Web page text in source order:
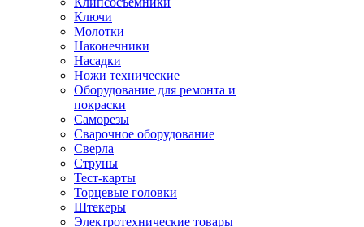
Ключи
Молотки
Наконечники
Насадки
Ножи технические
Оборудование для ремонта и
покраски
Саморезы
Сварочное оборудование
Сверла
Струны
Тест-карты
Торцевые головки
Штекеры
Электротехнические товары